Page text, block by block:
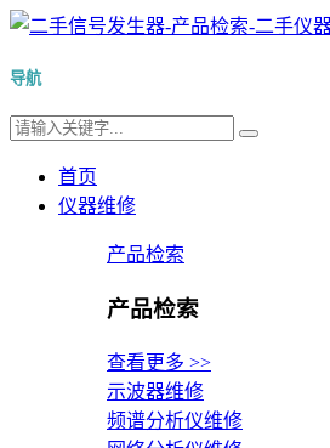
导航
首页
仪器维修
产品检索
产品检索
查看更多 >>
示波器维修
频谱分析仪维修